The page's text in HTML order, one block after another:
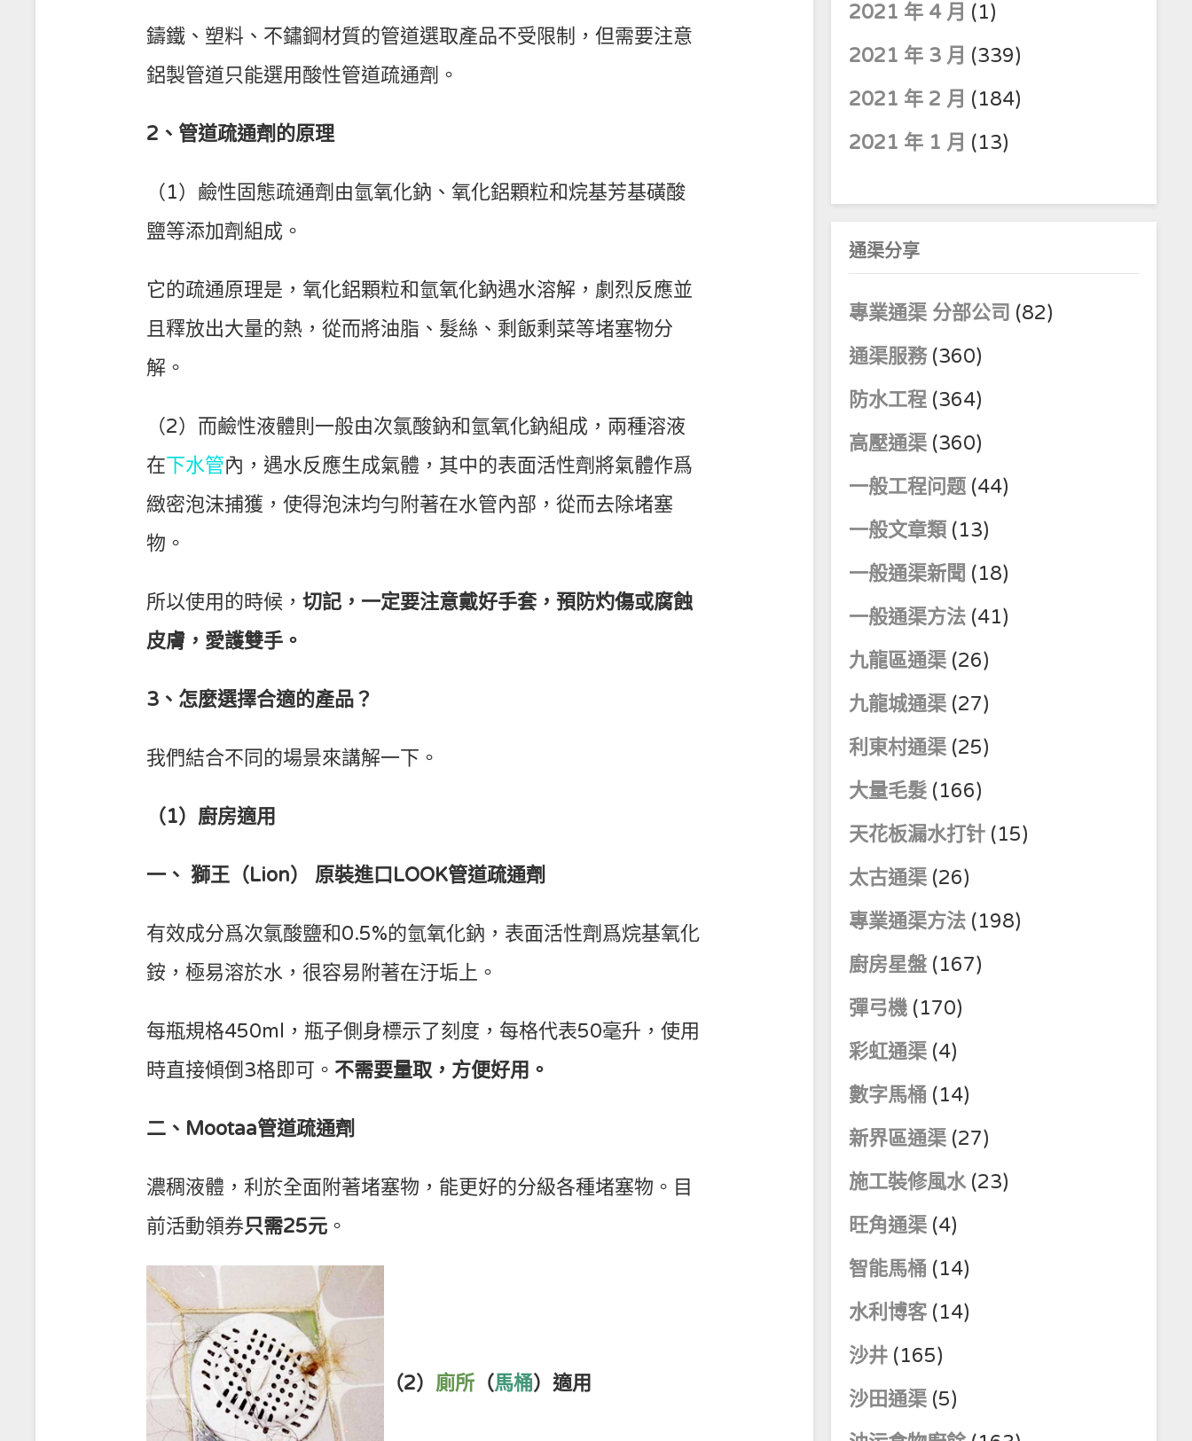
鑄鐵、塑料、不鏽鋼材質的管道選取產品不受限制，但需要注意
鋁製管道只能選用酸性管道疏通劑。
2、管道疏通劑的原理
（1）鹼性固態疏通劑由氫氧化鈉、氧化鋁顆粒和烷基芳基磺酸
鹽等添加劑組成。
它的疏通原理是，氧化鋁顆粒和氫氧化鈉遇水溶解，劇烈反應並
且釋放出大量的熱，從而將油脂、髮絲、剩飯剩菜等堵塞物分
解。
（2）而鹼性液體則一般由次氯酸鈉和氫氧化鈉組成，兩種溶液
在下水管內，遇水反應生成氣體，其中的表面活性劑將氣體作爲
緻密泡沫捕獲，使得泡沫均勻附著在水管內部，從而去除堵塞
物。
所以使用的時候， 切記，一定要注意戴好手套，預防灼傷或腐蝕
皮膚，愛護雙手。
3、怎麼選擇合適的產品？
我們結合不同的場景來講解一下。
（1）廚房適用
一、 獅王（Lion） 原裝進口LOOK管道疏通劑
有效成分爲次氯酸鹽和0.5%的氫氧化鈉，表面活性劑爲烷基氧化
銨，極易溶於水，很容易附著在汙垢上。
每瓶規格450ml，瓶子側身標示了刻度，每格代表50毫升，使用
時直接傾倒3格即可。 不需要量取，方便好用。
二、Mootaa管道疏通劑
濃稠液體，利於全面附著堵塞物，能更好的分級各種堵塞物。目
前活動領券只需25元 。
（2） 廁所 （馬桶）適用
2021 年 4 月 (1)
2021 年 3 月 (339)
2021 年 2 月 (184)
2021 年 1 月 (13)
通渠分享
專業通渠 分部公司 (82)
通渠服務 (360)
防水工程 (364)
高壓通渠 (360)
一般工程问题 (44)
一般文章類 (13)
一般通渠新聞 (18)
一般通渠方法 (41)
九龍區通渠 (26)
九龍城通渠 (27)
利東村通渠 (25)
大量毛髮 (166)
天花板漏水打针 (15)
太古通渠 (26)
專業通渠方法 (198)
廚房星盤 (167)
彈弓機 (170)
彩虹通渠 (4)
數字馬桶 (14)
新界區通渠 (27)
施工裝修風水(23)
旺角通渠 (4)
智能馬桶 (14)
水利博客(14)
沙井 (165)
沙田通渠 (5)